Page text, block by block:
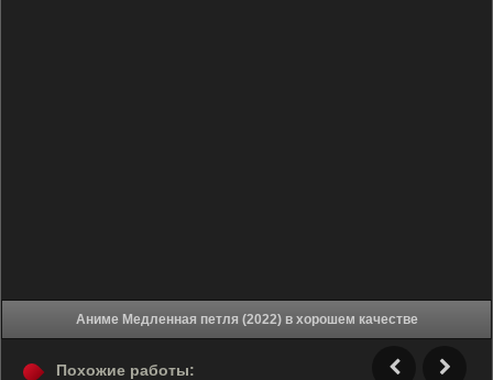
Аниме Медленная петля (2022) в хорошем качестве
Похожие работы: